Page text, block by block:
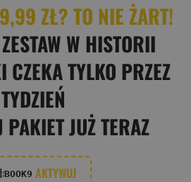
ZŁ? TO NIE ŻART!
W HISTORII
CZEKA TYLKO PRZEZ
TYDZIEŃ
PAKIET JUŻ TERAZ
BOOK9 AKTYWUJ